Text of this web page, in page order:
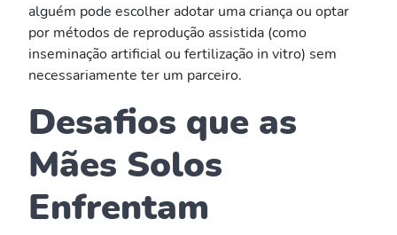
alguém pode escolher adotar uma criança ou optar
por métodos de reprodução assistida (como
inseminação artificial ou fertilização in vitro) sem
necessariamente ter um parceiro.
Desafios que as
Mães Solos
Enfrentam